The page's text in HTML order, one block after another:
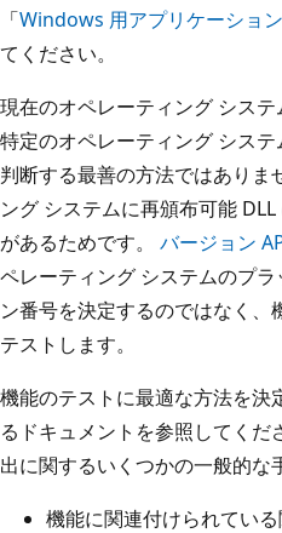
「Windows 用アプリケーショ
てください。
現在のオペレーティング システ
特定のオペレーティング シス
判断する最善の方法ではありま
ング システムに再頒布可能
があるためです。 バージョン
ペレーティング システムのプ
ン番号を決定するのではなく
テストします。
機能のテストに最適な方法を決
るドキュメントを参照してくだ
出に関するいくつかの一般的な
機能に関連付けられてい